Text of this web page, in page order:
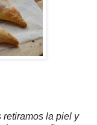
retiramos la piel y